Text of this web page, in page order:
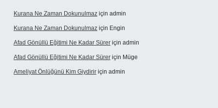
Kurana Ne Zaman Dokunulmaz için admin
Kurana Ne Zaman Dokunulmaz için Engin
Afad Gönüllü Eğitimi Ne Kadar Sürer için admin
Afad Gönüllü Eğitimi Ne Kadar Sürer için Müge
Ameliyat Önlüğünü Kim Giydirir için admin